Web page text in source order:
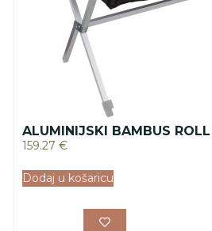
ALUMINIJSKI BAMBUS
159.27 €
Dodaj u košaricu